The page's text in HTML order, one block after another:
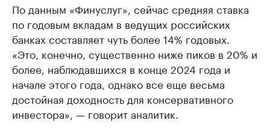
По данным «Финуслуг», сейчас средняя ставка
по годовым вкладам в ведущих российских
банках составляет чуть более 14% годовых.
«Это, конечно, существенно ниже пиков в 20% и
более, наблюдавшихся в конце 2024 года и
начале этого года, однако все еще весьма
достойная доходность для консервативного
инвестора», — говорит аналитик.